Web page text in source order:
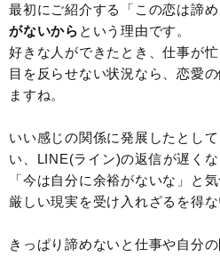
最初にご紹介する「この恋は諦め
がないから という理由です。
好きな人ができたとき、仕事が
目を反らせない状況なら、恋愛
ますね。
いい感じの関係に発展したとし
い、LINE(ライン)の返信が遅くな
「今は自分に余裕がないな」と
厳しい現実を受け入れざるを得
きっぱり諦めないと仕事や自分